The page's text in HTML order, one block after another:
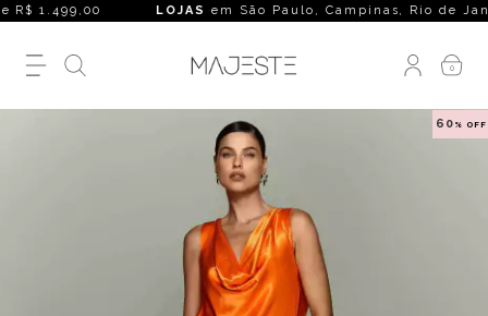
R$ 1.499,00 LOJASem São Paulo, Campinas, Rio de
0
60 % OFF